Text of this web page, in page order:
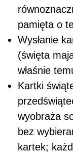
pamięta o
Wysłanie
(święta
właśnie
Kartki
wyobraża
bez
kartek;